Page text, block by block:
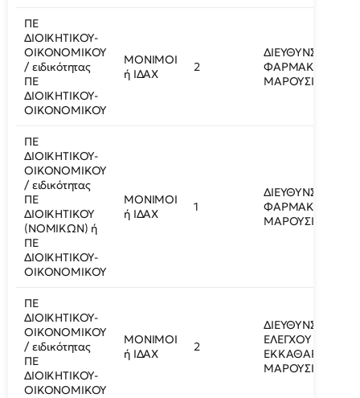
ΠΕ
ΔΙΟΙΚΗΤΙΚΟΥ-
ΟΙΚΟΝΟΜΙΚΟΥ
/ ειδικότητας
ΠΕ
ΔΙΟΙΚΗΤΙΚΟΥ-
ΟΙΚΟΝΟΜΙΚΟΥ
ΜΟΝΙΜΟΙ
ή ΙΔΑΧ
2
ΔΙΕΥΘΥΝΣΗ
ΦΑΡΜΑΚΟΥ/
ΜΑΡΟΥΣΙ
ΠΕ
ΔΙΟΙΚΗΤΙΚΟΥ-
ΟΙΚΟΝΟΜΙΚΟΥ
/ ειδικότητας
ΠΕ
ΔΙΟΙΚΗΤΙΚΟΥ
(ΝΟΜΙΚΩΝ) ή
ΠΕ
ΔΙΟΙΚΗΤΙΚΟΥ-
ΟΙΚΟΝΟΜΙΚΟΥ
ΜΟΝΙΜΟΙ
ή ΙΔΑΧ
1
ΔΙΕΥΘΥΝΣΗ
ΦΑΡΜΑΚΟΥ/
ΜΑΡΟΥΣΙ
ΠΕ
ΔΙΟΙΚΗΤΙΚΟΥ-
ΟΙΚΟΝΟΜΙΚΟΥ
/ ειδικότητας
ΠΕ
ΔΙΟΙΚΗΤΙΚΟΥ-
ΟΙΚΟΝΟΜΙΚΟΥ
ΜΟΝΙΜΟΙ
ή ΙΔΑΧ
2
ΔΙΕΥΘΥΝΣΗ
ΕΛΕΓΧΟΥ ΚΑΙ
ΕΚΚΑΘΑΡΙΣΗΣ/
ΜΑΡΟΥΣΙ